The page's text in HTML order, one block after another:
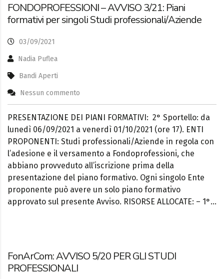
FONDOPROFESSIONI – AVVISO 3/21: Piani
formativi per singoli Studi professionali/Aziende
03/09/2021
Nadia Puflea
Bandi Aperti
Nessun commento
PRESENTAZIONE DEI PIANI FORMATIVI: 2° Sportello: da
lunedì 06/09/2021 a venerdì 01/10/2021 (ore 17). ENTI
PROPONENTI: Studi professionali/Aziende in regola con
l’adesione e il versamento a Fondoprofessioni, che
abbiano provveduto all’iscrizione prima della
presentazione del piano formativo. Ogni singolo Ente
proponente può avere un solo piano formativo
approvato sul presente Avviso. RISORSE ALLOCATE: – 1°…
FonArCom: AVVISO 5/20 PER GLI STUDI
PROFESSIONALI